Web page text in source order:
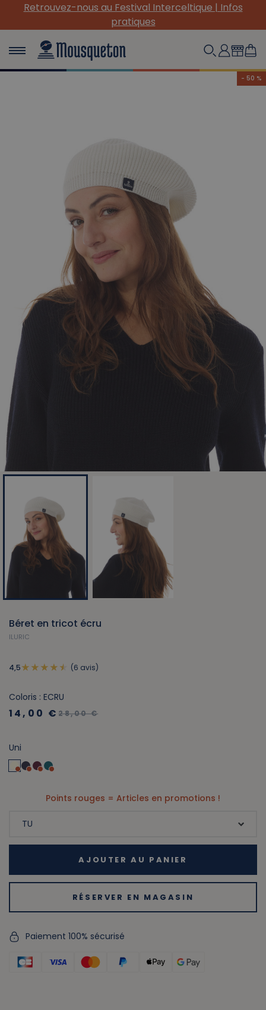
Retrouvez-nous au Festival Interceltique | Infos
pratiques
Béret en tricot écru
ILURIC
4,5 (6 avis)
Coloris : ECRU
14,00 €28,00 €
Uni
Points rouges = Articles en promotions !
AJOUTER AU PANIER
RÉSERVER EN MAGASIN
Paiement 100% sécurisé
- 50 %